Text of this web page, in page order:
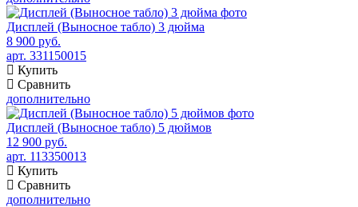
Дисплей (Выносное табло) 3 дюйма
8 900 руб.
арт. 331150015
Купить
Сравнить
дополнительно
Дисплей (Выносное табло) 5 дюймов
12 900 руб.
арт. 113350013
Купить
Сравнить
дополнительно